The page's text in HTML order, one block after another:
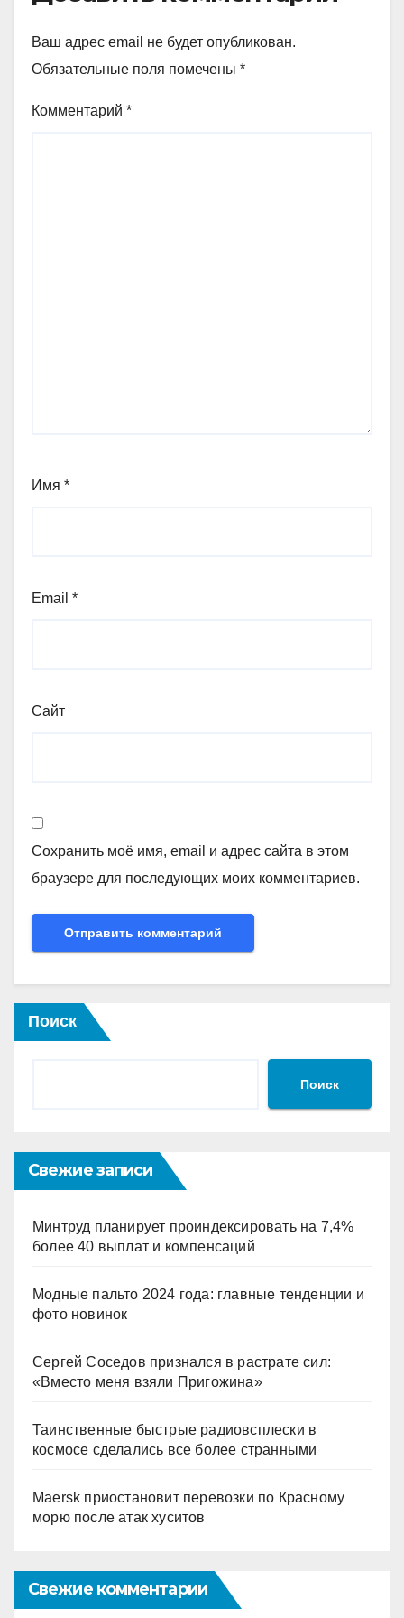
Ваш адрес email не будет опубликован.
Обязательные поля помечены *
Комментарий *
Имя *
Email *
Сайт
Сохранить моё имя, email и адрес сайта в этом
браузере для последующих моих комментариев.
Поиск
Поиск
Свежие записи
Минтруд планирует проиндексировать на 7,4%
более 40 выплат и компенсаций
Модные пальто 2024 года: главные тенденции и
фото новинок
Сергей Соседов признался в растрате сил:
«Вместо меня взяли Пригожина»
Таинственные быстрые радиовсплески в
космосе сделались все более странными
Maersk приостановит перевозки по Красному
морю после атак хуситов
Свежие комментарии